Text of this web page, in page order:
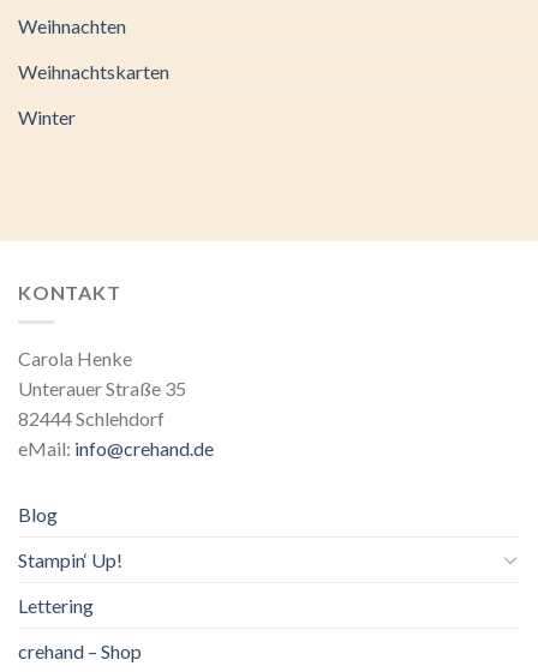
Weihnachten
Weihnachtskarten
Winter
KONTAKT
Carola Henke
Unterauer Straße 35
82444 Schlehdorf
eMail: info@crehand.de
Blog
Stampin‘ Up!
Lettering
crehand – Shop